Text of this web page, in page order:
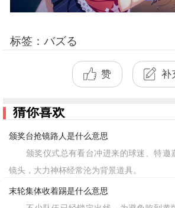
标签：バズる
赞 补
猜你喜欢
颁奖台抢镜路人是什么意思
颁奖仪式总有看台冲进来的球迷、特邀
镜头，大力神杯经常沦为背景道具。
末轮集体收着踢是什么意思